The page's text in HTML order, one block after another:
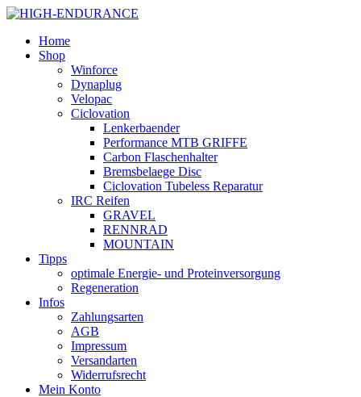
Home
Shop
Winforce
Dynaplug
Velopac
Ciclovation
Lenkerbaender
Performance MTB GRIFFE
Carbon Flaschenhalter
Bremsbelaege Disc
Ciclovation Tubeless Reparatur
IRC Reifen
GRAVEL
RENNRAD
MOUNTAIN
Tipps
optimale Energie- und Proteinversorgung
Regeneration
Infos
Zahlungsarten
AGB
Impressum
Versandarten
Widerrufsrecht
Mein Konto